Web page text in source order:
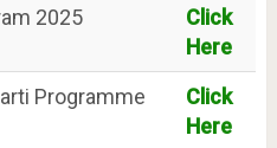
2025
Click
Here
Programme
Click
Here